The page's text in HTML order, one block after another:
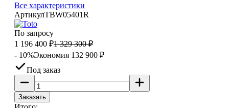
Все характеристики
АртикулTBW05401R
По запросу
1 196 400 ₽1 329 300 ₽
- 10%Экономия 132 900 ₽
Под заказ
Заказать